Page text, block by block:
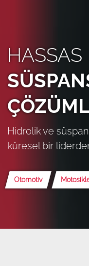
HASSAS
Hidrolik ve
küresel bir
Otomotiv